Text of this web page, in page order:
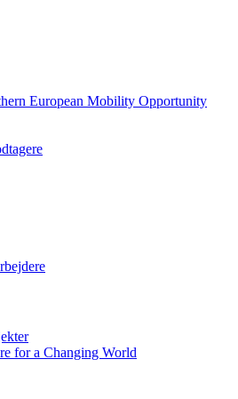
European Mobility Opportunity
for a Changing World